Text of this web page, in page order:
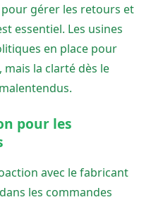
gérer les retours et
essentiel. Les usines
en place pour
la clarté dès le
pour les
avec le fabricant
les commandes